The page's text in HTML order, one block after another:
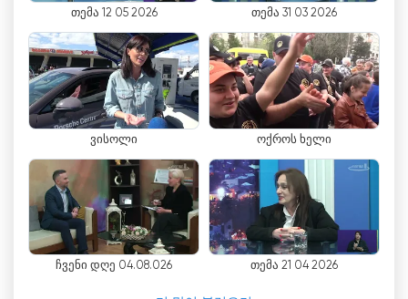
을 사로잡았습니다.
진화하는 미디어 환경에 적응해야 할 필요성을 인식
한 Rioni TV-Radio Company는 디지털 시대를 받아
들여 온라인 TV 서비스를 제공하기 시작했습니다.
시청자들은 이제 온라인으로 TV를 시청할 수 있게
되어 지리적 위치에 관계없이 다양한 장치에서 좋아
하는 프로그램을 유연하게 즐길 수 있게 되었습니다.
이러한 움직임은 채널의 도달 범위를 확장하고 더 많
은 시청자와 소통할 수 있게 해준 획기적인 전환점이
었습니다.
1995년 5월 18일, LLC TV-라디오 소사이어티
თემა 12 05 2026 თემა 31 03 2026
ვისოლი ოქროს ხელი
ჩვენი დღე 04.08.026 თემა 21 04 2026